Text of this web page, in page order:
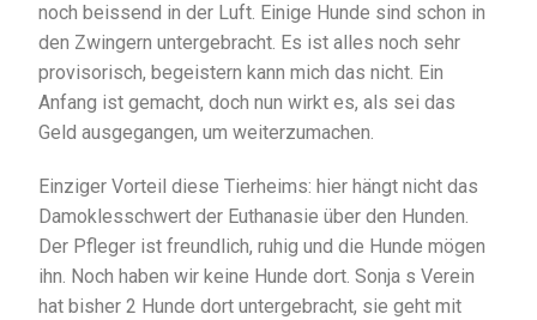
noch beissend in der Luft. Einige Hunde sind schon in
den Zwingern untergebracht. Es ist alles noch sehr
provisorisch, begeistern kann mich das nicht. Ein
Anfang ist gemacht, doch nun wirkt es, als sei das
Geld ausgegangen, um weiterzumachen.
Einziger Vorteil diese Tierheims: hier hängt nicht das
Damoklesschwert der Euthanasie über den Hunden.
Der Pfleger ist freundlich, ruhig und die Hunde mögen
ihn. Noch haben wir keine Hunde dort. Sonja s Verein
hat bisher 2 Hunde dort untergebracht, sie geht mit